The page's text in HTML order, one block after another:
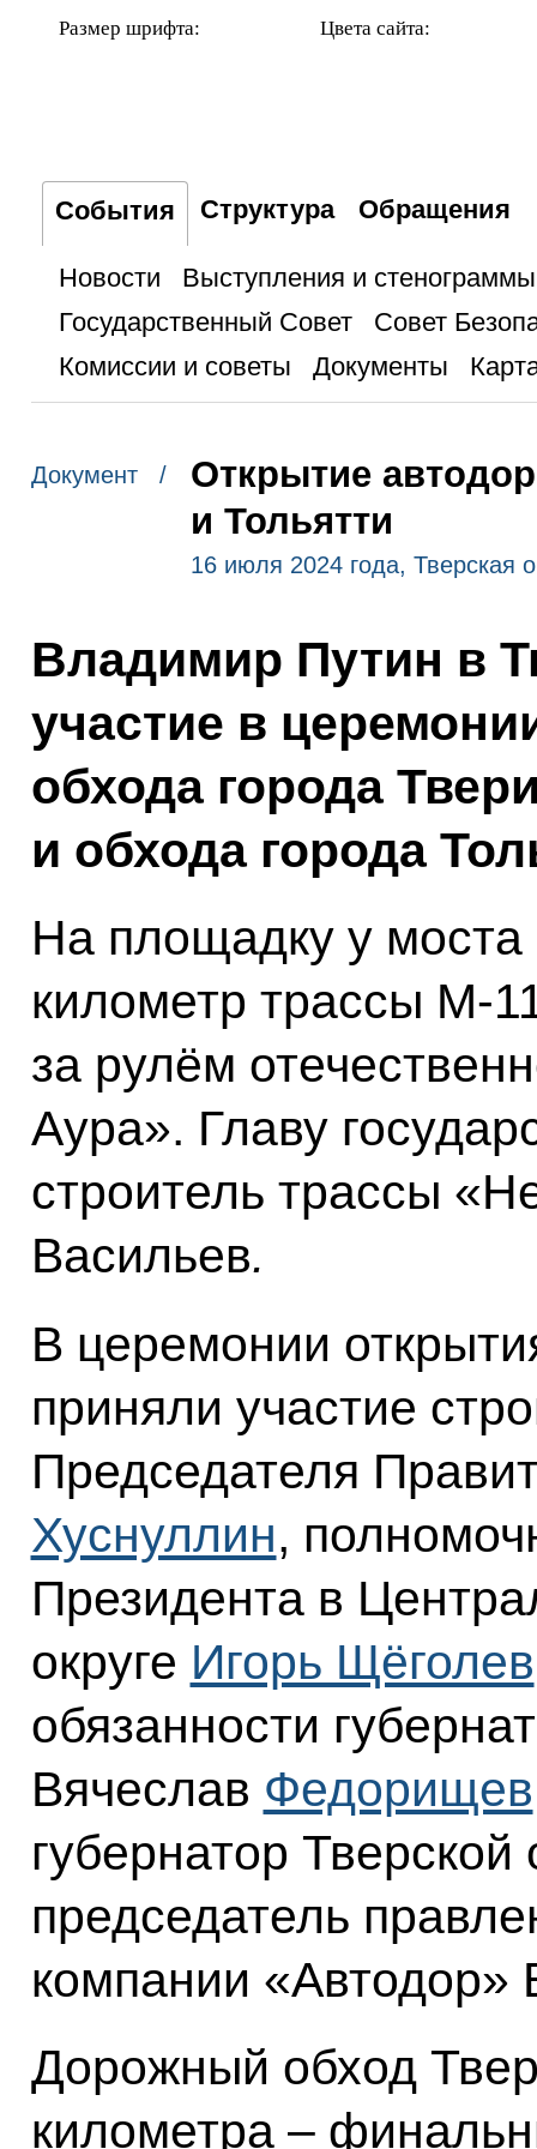
Размер шрифта: Цвета сайта:
События Структура Обращения
Новости
Выступления и стенограммы
Государственный Совет
Совет
Комиссии и советы
Документы
Документ /
Открытие
и Тольятти
16 июля 2024 года, Тверская
Владимир Путин в
участие в
обхода города
и обхода города
На площадку у моста
километр трассы М-
за рулём
Аура». Главу
строитель трассы
Васильев.
В церемонии
приняли участие
Председателя
Хуснуллин,
Президента в
округе Игорь Щёголев
обязанности
Вячеслав Федорищев
губернатор
председатель
компании «Автодор»
Дорожный обход
километра –